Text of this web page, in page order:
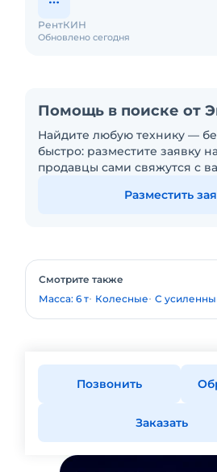
Обновлено сегодня
РентКИН
Помощь в поиске от
Найдите любую технику —
быстро: разместите заявку
продавцы сами свяжутся с
Разместить
Смотрите также
Масса: 6 т Колесные С
Позвонить
Заказать